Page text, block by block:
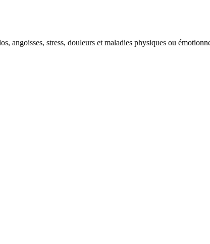
angoisses, stress, douleurs et maladies physiques ou